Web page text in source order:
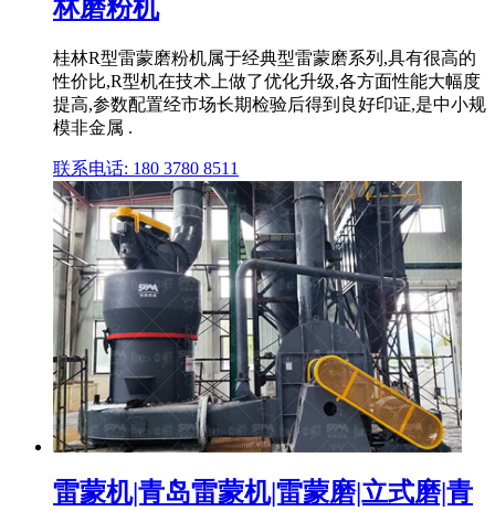
林磨粉机
桂林R型雷蒙磨粉机属于经典型雷蒙磨系列,具有很高的
性价比,R型机在技术上做了优化升级,各方面性能大幅度
提高,参数配置经市场长期检验后得到良好印证,是中小规
模非金属 .
联系电话: 180 3780 8511
雷蒙机|青岛雷蒙机|雷蒙磨|立式磨|青